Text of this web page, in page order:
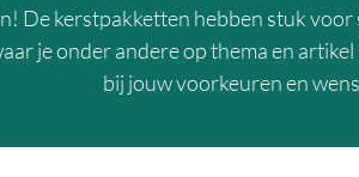
De kerstpakketten hebben stuk
je onder andere op thema en
bij jouw voorkeuren en